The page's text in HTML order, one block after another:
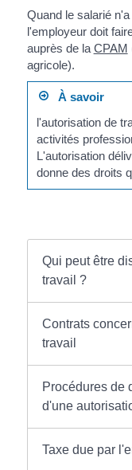
Quand le salarié
l'employeur doit
auprès de la CPAM
agricole).
À savoir
l'autorisation de
activités
L'autorisation
donne des droits
Qui peut être
travail ?
Contrats
travail
Procédures de
d'une
Taxe due par